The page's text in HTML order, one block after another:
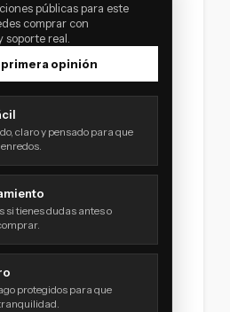
públicas para este
comprar con
soporte real.
opinión
claro y pensado para que
si tienes dudas antes o
protegidos para que